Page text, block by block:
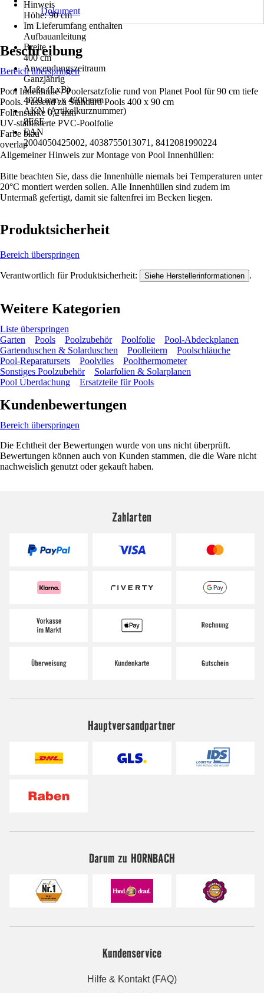
Hinweis
Höhe: 90 cm
Im Lieferumfang enthalten
Aufbauanleitung
Breite
400 cm
Anwendungszeitraum
Ganzjährig
Maße (LxB)
4000 mm x 4000 mm
AKN (Artikelkurznummer)
8E6E
EAN
2004050425002, 4038755013071, 8412081990224
Dokument
Beschreibung
Bereich überspringen
Pool Innenhülle / Poolersatzfolie rund von Planet Pool für 90 cm tiefe
Pools. Passend zu Standard Pools 400 x 90 cm
Folienstärke 0,2 mm
UV-stablisierte PVC-Poolfolie
Farbe blau
overlap
Allgemeiner Hinweis zur Montage von Pool Innenhüllen:
Bitte beachten Sie, dass die Innenhülle niemals bei Temperaturen unter
20°C montiert werden sollen. Alle Innenhüllen sind zudem im
Untermaß gefertigt, damit sie faltenfrei im Becken liegen.
Produktsicherheit
Bereich überspringen
Verantwortlich für Produktsicherheit: Siehe Herstellerinformationen .
Weitere Kategorien
Liste überspringen
Garten
Pools Poolzubehör Poolfolie
Pool-Abdeckplanen
Gartenduschen & Solarduschen
Poolleitern
Poolschläuche
Pool-Reparatursets
Poolvlies
Poolthermometer
Sonstiges Poolzubehör
Solarfolien & Solarplanen
Pool Überdachung
Ersatzteile für Pools
Kundenbewertungen
Bereich überspringen
Die Echtheit der Bewertungen wurde von uns nicht überprüft.
Bewertungen können auch von Kunden stammen, die die Ware nicht
nachweislich genutzt oder gekauft haben.
Zahlarten
Hauptversandpartner
Darum zu HORNBACH
Kundenservice
Hilfe & Kontakt (FAQ)